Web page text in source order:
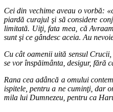
Cei din vechime aveau o vorbă:
piardă curajul şi să considere
limitată. Uiţi, fata mea, că
sunt şi ce gândesc aceia. Au
Cu cât oamenii uită sensul
se vor înspăimânta, desigur, fără
Rana cea adâncă a omului
ispitele, pentru a ne cuminţi, dar
mila lui Dumnezeu, pentru ca